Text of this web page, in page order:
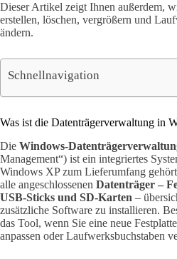
Dieser Artikel zeigt Ihnen außerdem,
erstellen, löschen, vergrößern und
ändern.
Schnellnavigation
Was ist die Datenträgerverwaltung in
Die Windows-
Management“) ist ein integriertes
Windows XP zum Lieferumfang
alle angeschlossenen Datenträger –
USB-Sticks und SD-Karten –
zusätzliche Software zu installieren.
das Tool, wenn Sie eine neue
anpassen oder Laufwerksbuchstaben